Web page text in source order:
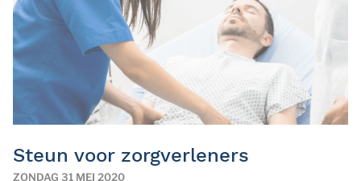
Steun voor zorgverleners
ZONDAG 31 MEI 2020